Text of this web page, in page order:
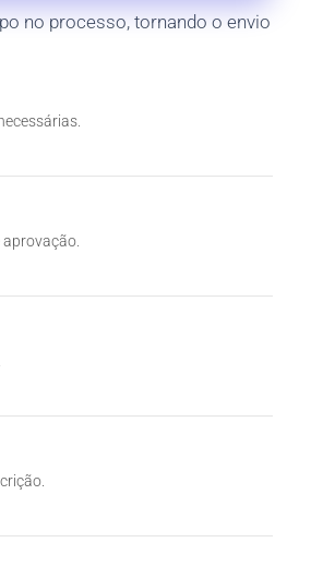
no processo, tornando o envio